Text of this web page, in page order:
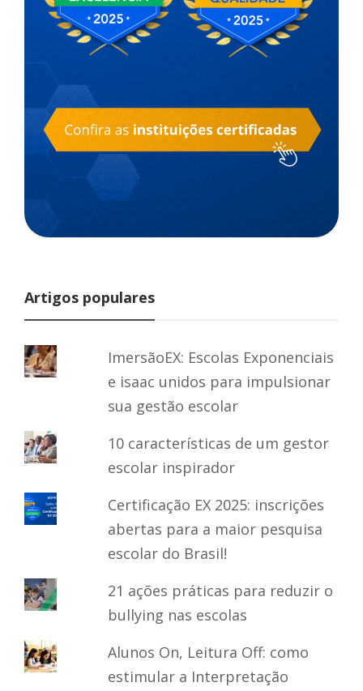
Artigos populares
ImersãoEX: Escolas Exponenciais
e isaac unidos para impulsionar
sua gestão escolar
10 características de um gestor
escolar inspirador
Certificação EX 2025: inscrições
abertas para a maior pesquisa
escolar do Brasil!
21 ações práticas para reduzir o
bullying nas escolas
Alunos On, Leitura Off: como
estimular a Interpretação